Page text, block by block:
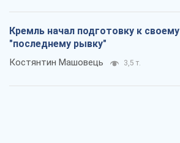
Кремль начал подготовку к своему
"последнему рывку"
Костянтин Машовець 3,5 т.